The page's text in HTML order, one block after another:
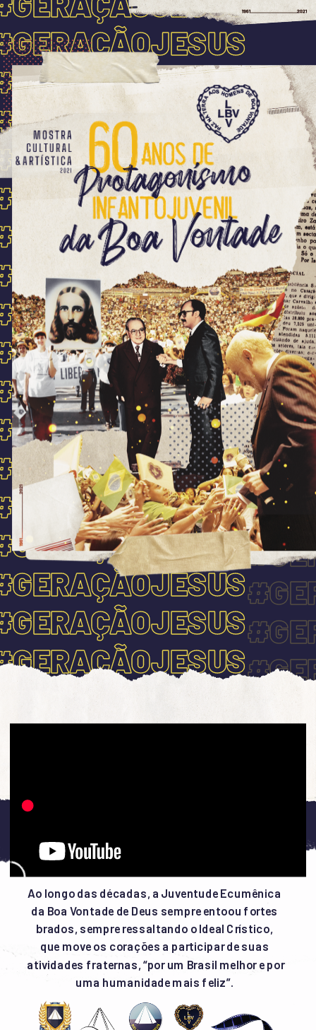
Ao longo das décadas, a Juventude Ecumênica
da Boa Vontade de Deus sempre entoou fortes
brados, sempre ressaltando o Ideal Crístico,
que move os corações a participar de suas
atividades fraternas, “por um Brasil melhor e por
uma humanidade mais feliz”.